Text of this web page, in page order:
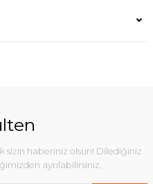
sizin haberiniz olsun! Dilediğiniz
ayrılabilirsiniz.